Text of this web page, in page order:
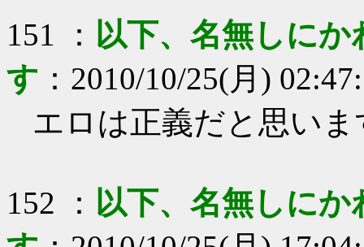
151 ： 以下、名無しに
す ： 2010/10/25(月)
エロは正義だと思いま
152 ： 以下、名無しに